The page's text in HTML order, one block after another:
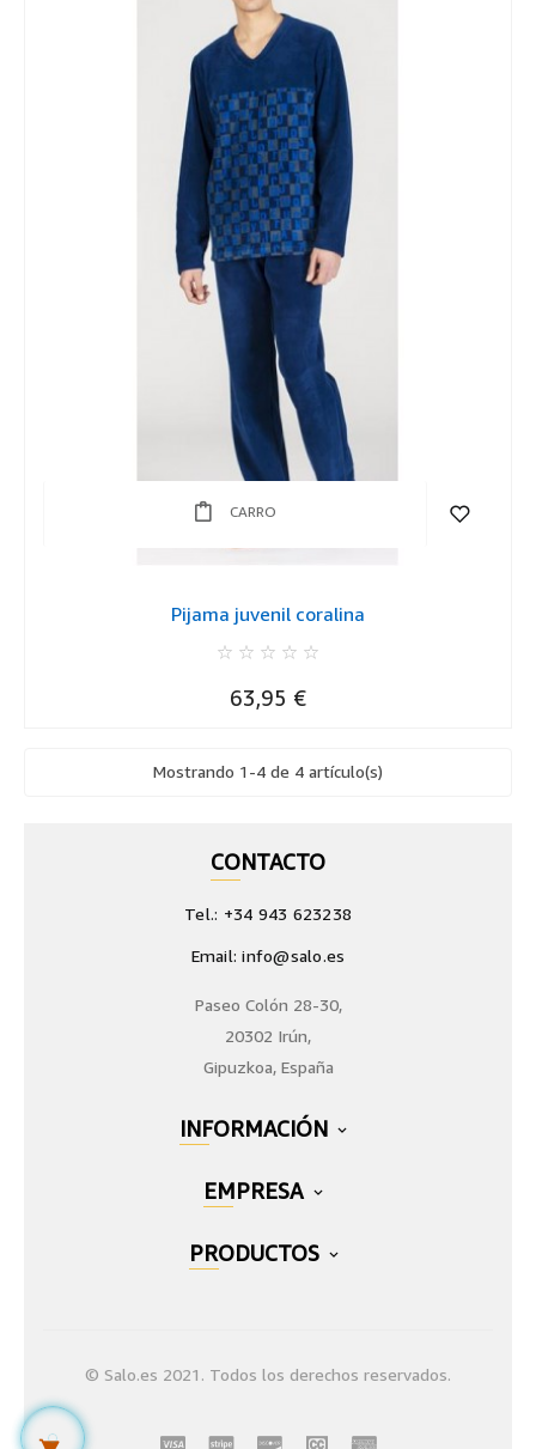
CARRO
Pijama juvenil coralina
Precio
63,95 €
Mostrando 1-4 de 4 artículo(s)
CONTACTO
Tel.: +34 943 623238
Email: info@salo.es
Paseo Colón 28-30,
20302 Irún,
Gipuzkoa, España
INFORMACIÓN 
EMPRESA 
PRODUCTOS 
© Salo.es 2021. Todos los derechos reservados.